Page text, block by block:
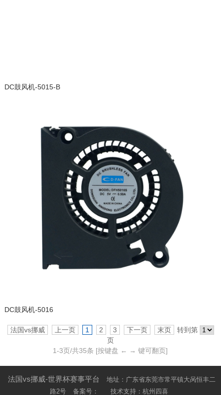
DC鼓风机-5015-B
DC鼓风机-5016
法国vs挪威 上一页 1 2 3 下一页 末页
转到第
页
1-3页/共35条 [按键盘 ← → 键可翻页]
法国vs挪威-世界杯赛事平台
地址：广东省东莞市常平镇大呙恒丰二
路2号
备案号： 技术支持：杭州四喜